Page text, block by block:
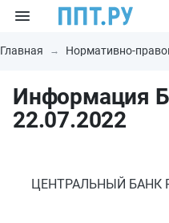
Главная Нормативно-
Информация
22.07.2022
ЦЕНТРАЛЬНЫЙ БАНК